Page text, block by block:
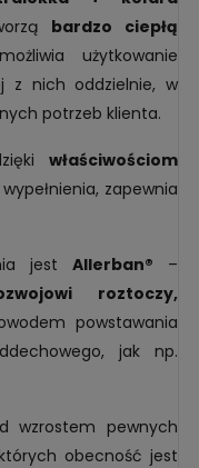
bardzo ciepłą
użytkowanie
z nich oddzielnie, w
potrzeb klienta.
właściwościom
zapewnia
jest Allerban® –
roztoczy,
powstawania
jak np.
wzrostem pewnych
obecność jest